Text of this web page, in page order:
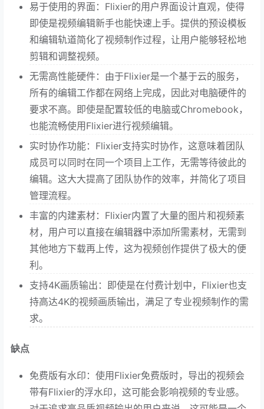
易于使用的界面：Flixier的用户界面设计直观，使得
即使是视频编辑新手也能快速上手。提供的预设模板
和编辑轨道简化了视频制作过程，让用户能够轻松地
剪辑和调整视频。
无需高性能硬件：由于Flixier是一个基于云的服务，
所有的编辑工作都在网络上完成，因此对电脑硬件的
要求不高。即使是配置较低的电脑或Chromebook，
也能流畅使用Flixier进行视频编辑。
实时协作功能：Flixier支持实时协作，这意味着团队
成员可以同时在同一个项目上工作，无需等待彼此的
编辑。这大大提高了团队协作的效率，并简化了项目
管理流程。
丰富的内建素材：Flixier内置了大量的图片和视频素
材，用户可以直接在编辑器中添加所需素材，无需到
其他地方下载再上传，这为视频创作提供了极大的便
利。
支持4K画质输出：即使是在付费计划中，Flixier也支
持高达4K的视频画质输出，满足了专业视频制作的需
求。
缺点
免费版有水印：使用Flixier免费版时，导出的视频会
带有Flixier的浮水印，这可能会影响视频的专业感。